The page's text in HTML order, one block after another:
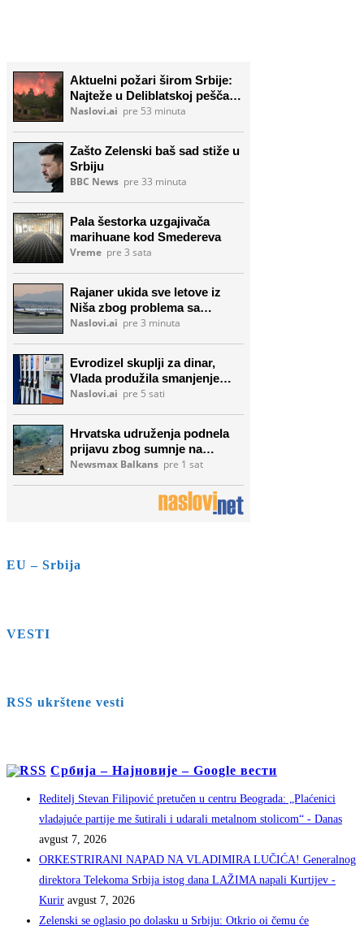
EU – Srbija
VESTI
RSS ukrštene vesti
Србија – Најновије – Google вести
Reditelj Stevan Filipović pretučen u centru Beograda: „Plaćenici
vladajuće partije me šutirali i udarali metalnom stolicom“ - Danas
avgust 7, 2026
ORKESTRIRANI NAPAD NA VLADIMIRA LUČIĆA! Generalnog
direktora Telekoma Srbija istog dana LAŽIMA napali Kurtijev -
Kurir avgust 7, 2026
Zelenski se oglasio po dolasku u Srbiju: Otkrio oi čemu će